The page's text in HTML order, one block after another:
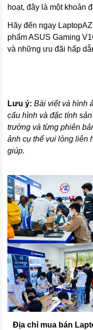
hoạt, đây là một khoản
Hãy đến ngay
phẩm ASUS Gaming
và những ưu đãi hấp
Lưu ý: Bài viết và hình
cấu hình và đặc tính
trường và từng phiên
ảnh cụ thể vui lòng liên
giúp.
Địa chỉ mua bán